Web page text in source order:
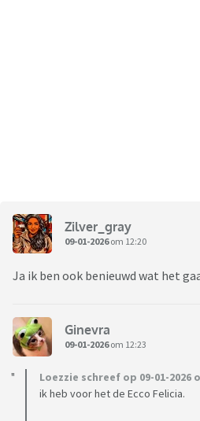
Zilver_gray
09-01-2026om 12:20
Ja ik ben ook benieuwd wat het
Ginevra
09-01-2026om 12:23
Loezzie schreef op 09-01-2026
ik heb voor het de Ecco Felicia.